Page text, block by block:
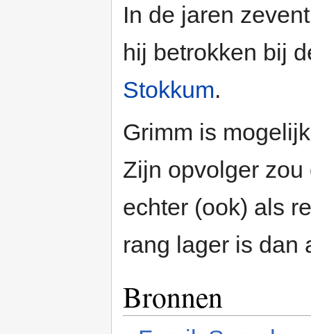
In de jaren
hij betrokken bij
Stokkum.
Grimm is
Zijn opvolger
echter (ook) als
rang lager is dan
Bronnen